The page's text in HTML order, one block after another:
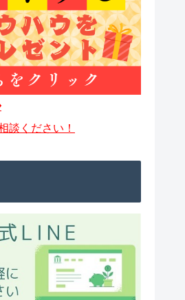
談ください！